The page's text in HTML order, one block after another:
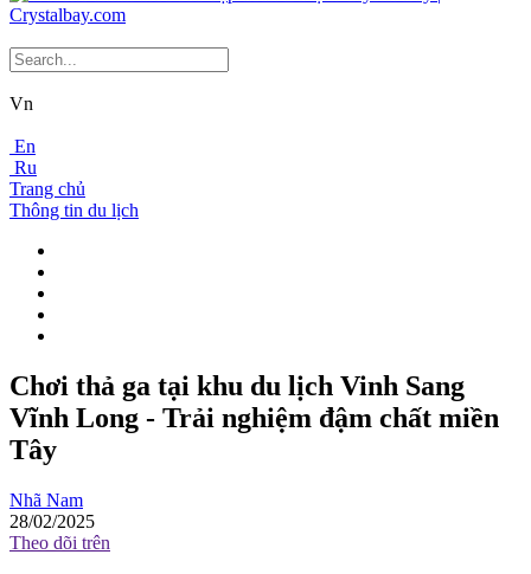
Vn
En
Ru
Trang chủ
Thông tin du lịch
Chơi thả ga tại khu du lịch Vinh Sang
Vĩnh Long - Trải nghiệm đậm chất miền
Tây
Nhã Nam
28/02/2025
Theo dõi trên